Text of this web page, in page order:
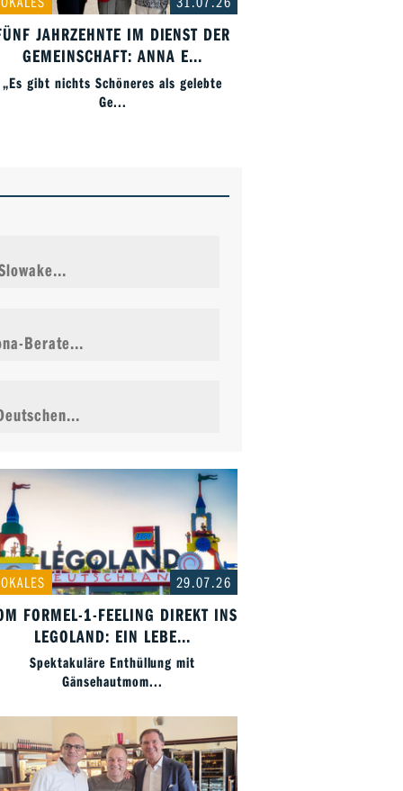
JAHRZEHNTE IM DIENST DER
GEMEINSCHAFT: ANNA E...
„Es gibt nichts Schöneres als gelebte
Ge...
Berate...
29.07.26
FORMEL-1-FEELING DIREKT INS
LEGOLAND: EIN LEBE...
Spektakuläre Enthüllung mit
Gänsehautmom...